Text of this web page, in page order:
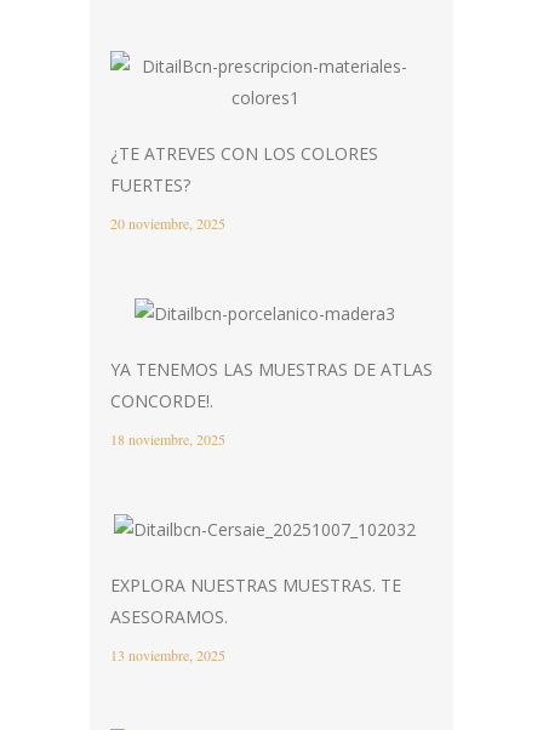
¿TE ATREVES CON LOS COLORES
FUERTES?
20 noviembre, 2025
YA TENEMOS LAS MUESTRAS DE ATLAS
CONCORDE!.
18 noviembre, 2025
EXPLORA NUESTRAS MUESTRAS. TE
ASESORAMOS.
13 noviembre, 2025